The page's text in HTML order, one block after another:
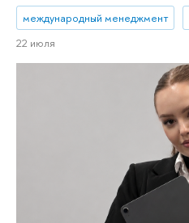
международный менеджмент
22 июля